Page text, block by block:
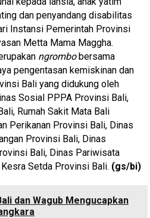
dan penyandang disabilitas
Instansi Pemerintah Provinsi
Metta Mama Maggha.
ngrombobersama
pengentasan kemiskinan dan
Bali yang didukung oleh
Sosial PPPA Provinsi Bali,
Rumah Sakit Mata Bali
Perikanan Provinsi Bali, Dinas
Provinsi Bali, Dinas
Bali, Dinas Pariwisata
Setda Provinsi Bali. (gs/bi)
dan Wagub Mengucapkan